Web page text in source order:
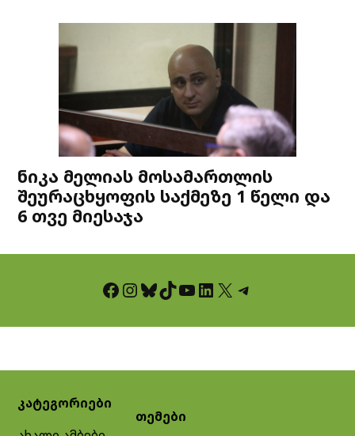
ნიკა მელიას მოსამართლის
შეურაცხყოფის საქმეზე 1 წელი და
6 თვე მიესაჯა
Facebook InstagramBluesky TikTok YouTube LinkedIn X Telegram
კატეგორიები
თემები